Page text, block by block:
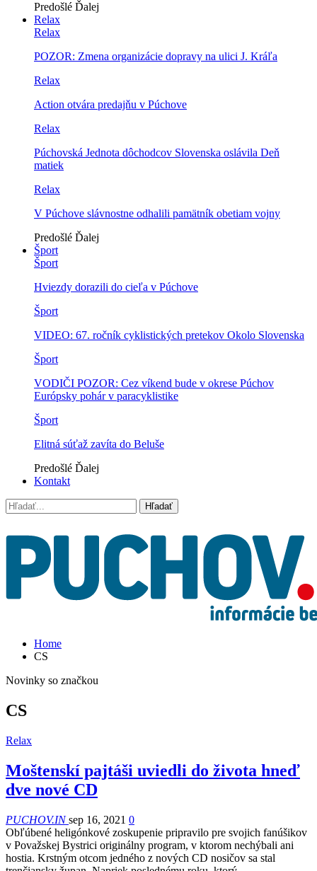
Predošlé Ďalej
Relax
Relax
POZOR: Zmena organizácie dopravy na ulici J. Kráľa
Relax
Action otvára predajňu v Púchove
Relax
Púchovská Jednota dôchodcov Slovenska oslávila Deň
matiek
Relax
V Púchove slávnostne odhalili pamätník obetiam vojny
Predošlé Ďalej
Šport
Šport
Hviezdy dorazili do cieľa v Púchove
Šport
VIDEO: 67. ročník cyklistických pretekov Okolo Slovenska
Šport
VODIČI POZOR: Cez víkend bude v okrese Púchov
Európsky pohár v paracyklistike
Šport
Elitná súťaž zavíta do Beluše
Predošlé Ďalej
Kontakt
Home
CS
Novinky so značkou
CS
Relax
Moštenskí pajtáši uviedli do života hneď
dve nové CD
PUCHOV.INsep 16, 2021 0
Obľúbené heligónkové zoskupenie pripravilo pre svojich fanúšikov
v Považskej Bystrici originálny program, v ktorom nechýbali ani
hostia. Krstným otcom jedného z nových CD nosičov sa stal